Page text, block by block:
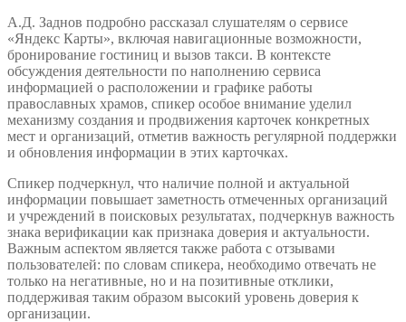
А.Д. Заднов подробно рассказал слушателям о сервисе
«Яндекс Карты», включая навигационные возможности,
бронирование гостиниц и вызов такси. В контексте
обсуждения деятельности по наполнению сервиса
информацией о расположении и графике работы
православных храмов, спикер особое внимание уделил
механизму создания и продвижения карточек конкретных
мест и организаций, отметив важность регулярной поддержки
и обновления информации в этих карточках.
Спикер подчеркнул, что наличие полной и актуальной
информации повышает заметность отмеченных организаций
и учреждений в поисковых результатах, подчеркнув важность
знака верификации как признака доверия и актуальности.
Важным аспектом является также работа с отзывами
пользователей: по словам спикера, необходимо отвечать не
только на негативные, но и на позитивные отклики,
поддерживая таким образом высокий уровень доверия к
организации.